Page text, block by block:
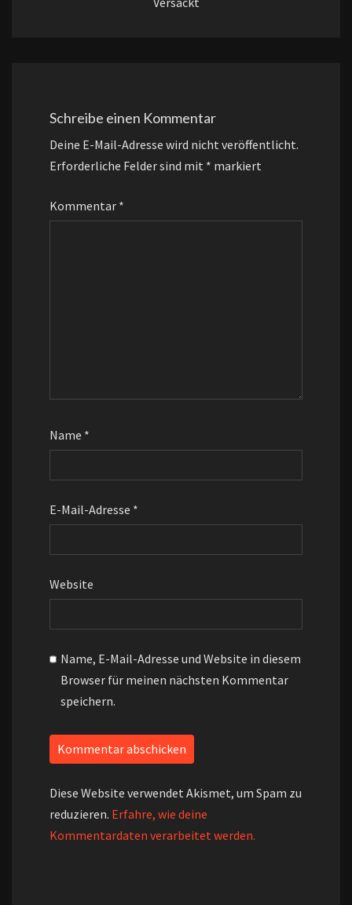
Schreibe einen Kommentar
Deine E-Mail-Adresse wird nicht veröffentlicht.
Erforderliche Felder sind mit * markiert
Kommentar *
Name *
E-Mail-Adresse *
Website
Name, E-Mail-Adresse und Website in diesem
Browser für meinen nächsten Kommentar
speichern.
Diese Website verwendet Akismet, um Spam zu
reduzieren. Erfahre, wie deine
Kommentardaten verarbeitet werden.